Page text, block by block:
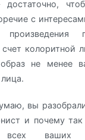
достаточно,
с
колоритной
не менее
вы
и почему
всех ваших